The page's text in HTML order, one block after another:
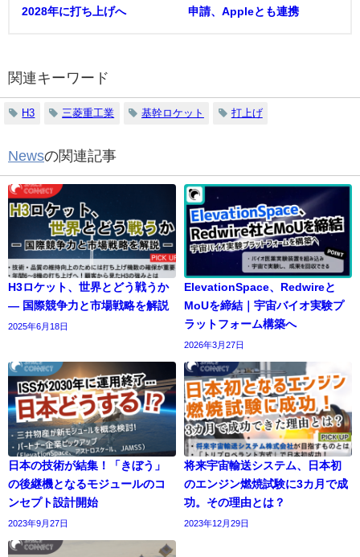
2028年に打ち上げへ
申請、Appleとも連携
関連キーワード
H3 三菱重工業 基幹ロケット 打上げ
Newsの関連記事
H3ロケット、世界とどう戦うか
— 国際競争力と市場戦略を解説
2025年6月18日
ElevationSpace、Redwireと
MoUを締結｜宇宙バイオ実験プ
ラットフォーム構築へ
2026年3月27日
日本の技術が結集！「きぼう」
の後継機となるモジュールのコ
ンセプト設計開始
2023年9月27日
将来宇宙輸送システム、日本初
のエンジン燃焼試験に3カ月で成
功。その理由とは？
2023年12月29日